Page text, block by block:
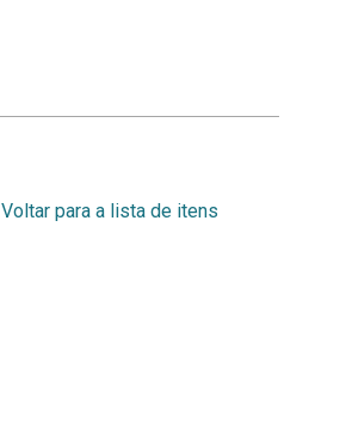
Voltar para a lista de itens